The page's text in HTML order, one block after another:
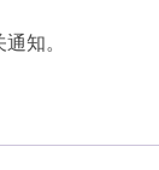
知。